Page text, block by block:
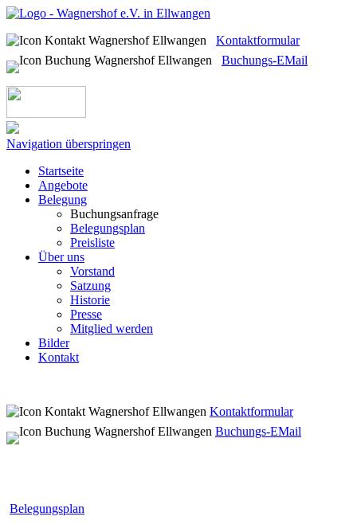
Kontaktformular
Buchungs-EMail
Navigation überspringen
Startseite
Angebote
Belegung
Buchungsanfrage
Belegungsplan
Preisliste
Über uns
Vorstand
Satzung
Historie
Presse
Mitglied werden
Bilder
Kontakt
Kontaktformular
Buchungs-EMail
Belegungsplan